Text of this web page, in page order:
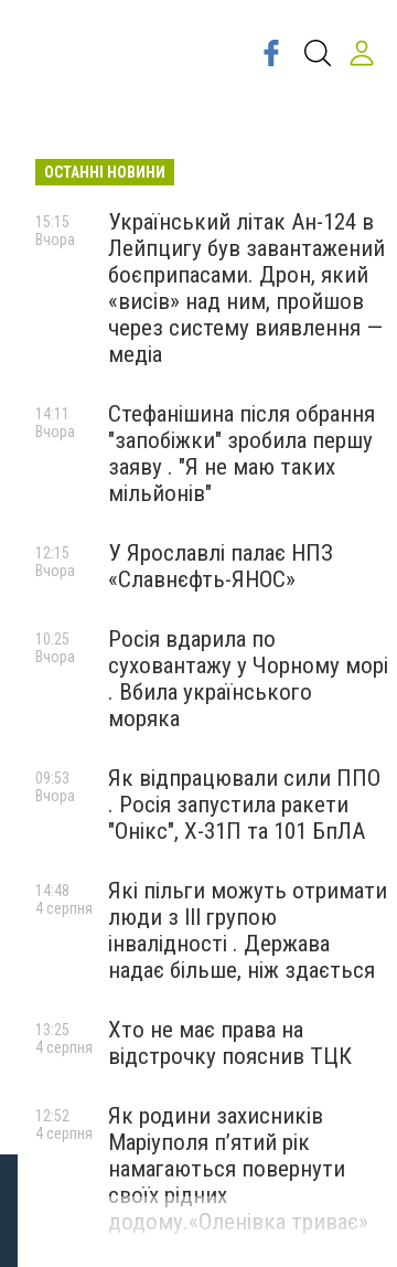
ОСТАННІ НОВИНИ
Український літак Ан-124 в
Лейпцигу був завантажений
боєприпасами. Дрон, який
«висів» над ним, пройшов
через систему виявлення —
медіа
15:15
Вчора
Стефанішина після обрання
"запобіжки" зробила першу
заяву . "Я не маю таких
мільйонів"
14:11
Вчора
У Ярославлі палає НПЗ
«Славнєфть-ЯНОС»
12:15
Вчора
Росія вдарила по
суховантажу у Чорному морі
. Вбила українського
моряка
10:25
Вчора
Як відпрацювали сили ППО
. Росія запустила ракети
"Онікс", Х-31П та 101 БпЛА
09:53
Вчора
Які пільги можуть отримати
люди з III групою
інвалідності . Держава
надає більше, ніж здається
14:48
4 серпня
Хто не має права на
відстрочку пояснив ТЦК
13:25
4 серпня
Як родини захисників
Маріуполя пʼятий рік
намагаються повернути
своїх рідних
додому.«Оленівка триває»
12:52
4 серпня